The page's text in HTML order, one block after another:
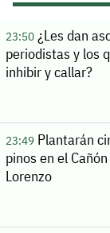
23:50¿Les dan
periodistas y los
inhibir y callar?
23:49Plantarán
pinos en el
Lorenzo